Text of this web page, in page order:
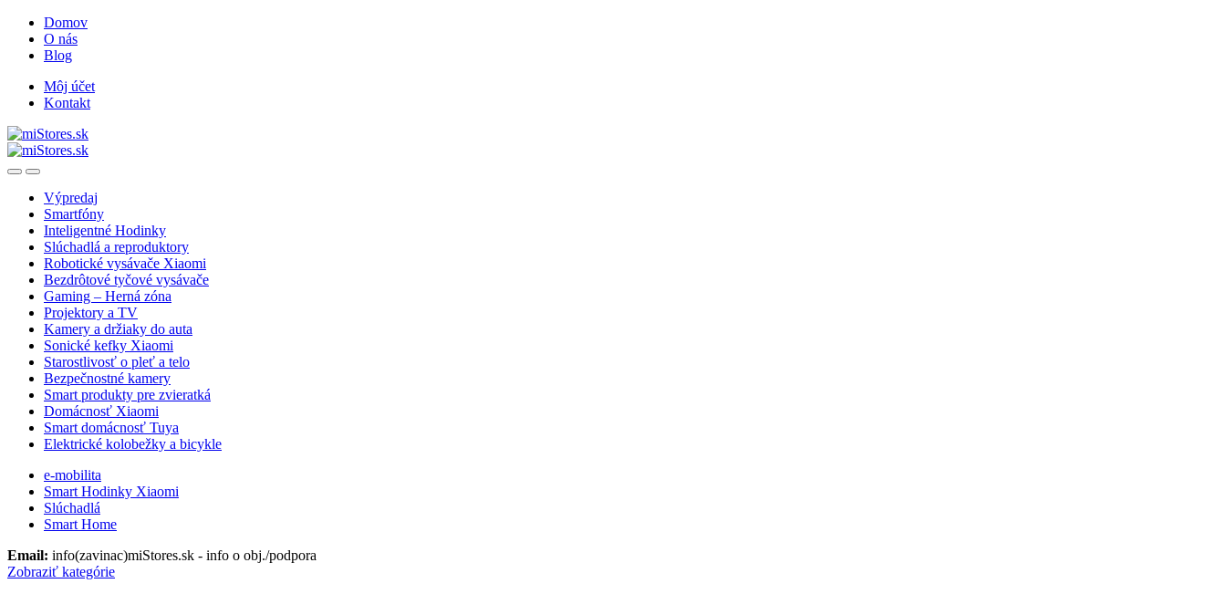
Skip
navigation
Skip
content
Domov
O nás
Blog
Môj účet
Kontakt
OpenClose
Výpredaj
Smartfóny
Inteligentné Hodinky
Slúchadlá a reproduktory
Robotické vysávače Xiaomi
Bezdrôtové tyčové vysávače
Gaming – Herná zóna
Projektory a TV
Kamery a držiaky do auta
Sonické kefky Xiaomi
Starostlivosť o pleť a telo
Bezpečnostné kamery
Smart produkty pre zvieratká
Domácnosť Xiaomi
Smart domácnosť Tuya
Elektrické kolobežky a bicykle
e-mobilita
Smart Hodinky Xiaomi
Slúchadlá
Smart Home
Email: info(zavinac)miStores.sk - info o obj./podpora
Zobraziť kategórie